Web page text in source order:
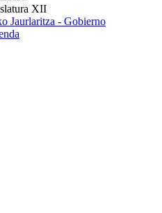
XII
Jaurlaritza - Gobierno